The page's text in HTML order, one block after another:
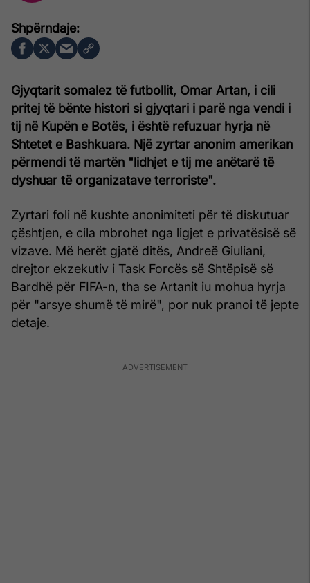
Gjyqtarit somalez të futbollit, Omar Artan, i cili
pritej të bënte histori si gjyqtari i parë nga vendi i
tij në Kupën e Botës, i është refuzuar hyrja në
Shtetet e Bashkuara. Një zyrtar anonim amerikan
përmendi të martën "lidhjet e tij me anëtarë të
dyshuar të organizatave terroriste".
Zyrtari foli në kushte anonimiteti për të diskutuar
çështjen, e cila mbrohet nga ligjet e privatësisë së
vizave. Më herët gjatë ditës, Andreë Giuliani,
drejtor ekzekutiv i Task Forcës së Shtëpisë së
Bardhë për FIFA-n, tha se Artanit iu mohua hyrja
për "arsye shumë të mirë", por nuk pranoi të jepte
detaje.